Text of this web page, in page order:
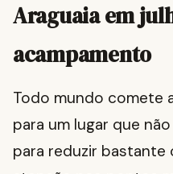
Araguaia em
acampamento
Todo mundo comete
para um lugar que
para reduzir bastante